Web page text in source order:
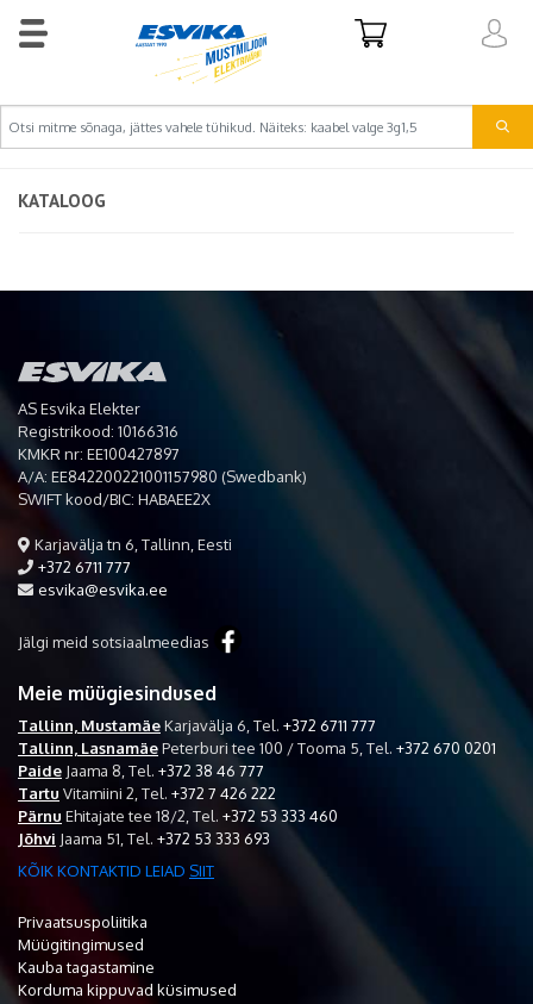
KATALOOG
AS Esvika Elekter
Registrikood: 10166316
KMKR nr: EE100427897
A/A: EE842200221001157980 (Swedbank)
SWIFT kood/BIC: HABAEE2X
Karjavälja tn 6, Tallinn, Eesti
+372 6711 777
esvika@esvika.ee
Jälgi meid sotsiaalmeedias
Meie müügiesindused
Tallinn, MustamäeKarjavälja 6, Tel. +372 6711 777
Tallinn, LasnamäePeterburi tee 100 / Tooma 5, Tel. +372 670 0201
Paide Jaama 8, Tel. +372 38 46 777
Tartu Vitamiini 2, Tel. +372 7 426 222
Pärnu Ehitajate tee 18/2, Tel. +372 53 333 460
Jõhvi Jaama 51, Tel. +372 53 333 693
KÕIK KONTAKTID LEIAD SIIT
Privaatsuspoliitika
Müügitingimused
Kauba tagastamine
Korduma kippuvad küsimused